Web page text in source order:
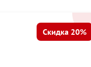
Скидка 20%